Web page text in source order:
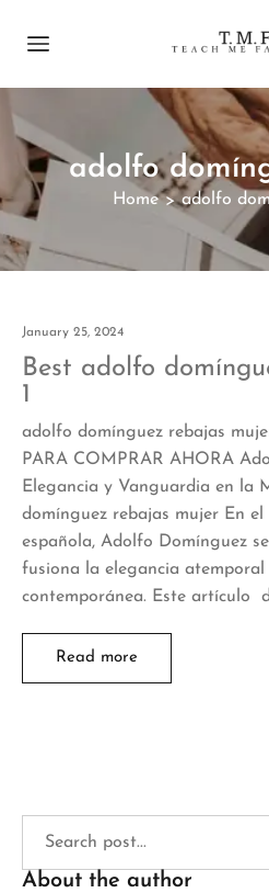
adolfo
Home > adolfo
January 25, 2024
Best adolfo
1
adolfo domínguez rebajas
PARA COMPRAR AHORA
Elegancia y Vanguardia en la
domínguez rebajas mujer En
española, Adolfo Domínguez
fusiona la elegancia
contemporánea. Este artículo
Read more
About the author